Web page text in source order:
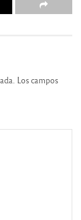
Los campos